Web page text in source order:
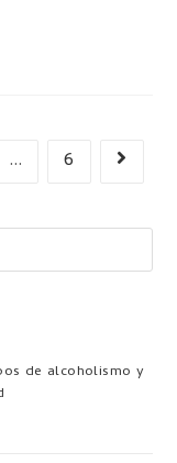
… 6
de alcoholismo y